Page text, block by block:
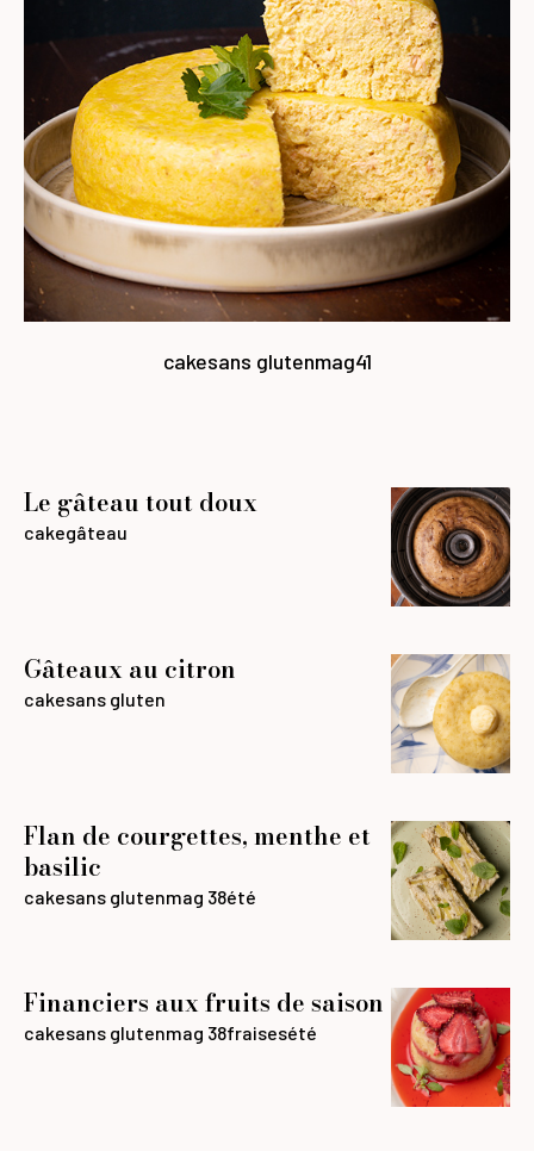
cakesans glutenmag41
Le gâteau tout doux
cakegâteau
Gâteaux au citron
cakesans gluten
Flan de courgettes, menthe et
basilic
cakesans glutenmag 38été
Financiers aux fruits de saison
cakesans glutenmag 38fraisesété